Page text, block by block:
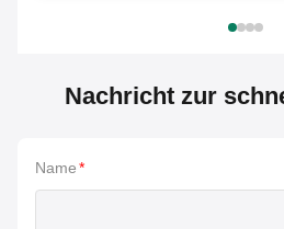
Nachricht zur
Name*